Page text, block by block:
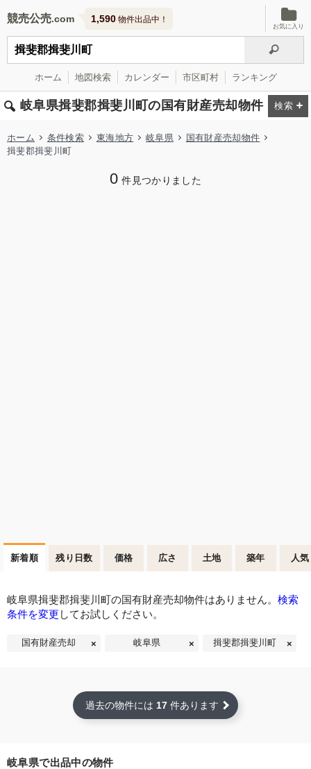
競売公売 1,590 物件出品中！
お気に入り
ホーム 地図検索 カレンダー 市区町村 ランキング
岐阜県揖斐郡揖斐川町の国有財産売却物件
ホーム 条件検索 東海地方 岐阜県
国有財産売却物件
揖斐郡揖斐川町
0 件見つかりました
新着順 残り日数 価格 広さ 土地 築年 人気
岐阜県揖斐郡揖斐川町の国有財産売却物件はありません。 検索
条件を変更 してお試しください。
国有財産売却 岐阜県 揖斐郡揖斐川町
過去の物件には 17 件あります
岐阜県で出品中の物件